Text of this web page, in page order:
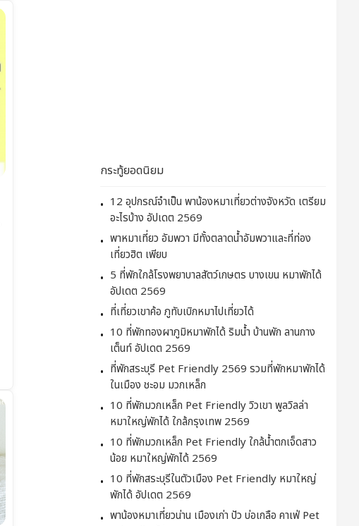
กระทู้ยอดนิยม
12 อุปกรณ์จำเป็น พาน้องหมาเที่ยวต่างจังหวัด เตรียม
อะไรบ้าง อัปเดต 2569
พาหมาเที่ยว อัมพวา มีทั้งตลาดน้ำอัมพวาและที่ท่อง
เที่ยวฮิต เพียบ
5 ที่พักใกล้โรงพยาบาลสัตว์เกษตร บางเขน หมาพักได้
อัปเดต 2569
ที่เที่ยวเขาค้อ ภูทับเบิกหมาไปเที่ยวได้
10 ที่พักทองผาภูมิหมาพักได้ ริมน้ำ บ้านพัก ลานกาง
เต็นท์ อัปเดต 2569
ที่พักสระบุรี Pet Friendly 2569 รวมที่พักหมาพักได้
ในเมือง ชะอม มวกเหล็ก
10 ที่พักมวกเหล็ก Pet Friendly วิวเขา พูลวิลล่า
หมาใหญ่พักได้ ใกล้กรุงเทพ 2569
10 ที่พักมวกเหล็ก Pet Friendly ใกล้น้ำตกเจ็ดสาว
น้อย หมาใหญ่พักได้ 2569
10 ที่พักสระบุรีในตัวเมือง Pet Friendly หมาใหญ่
พักได้ อัปเดต 2569
พาน้องหมาเที่ยวน่าน เมืองเก่า ปัว บ่อเกลือ คาเฟ่ Pet